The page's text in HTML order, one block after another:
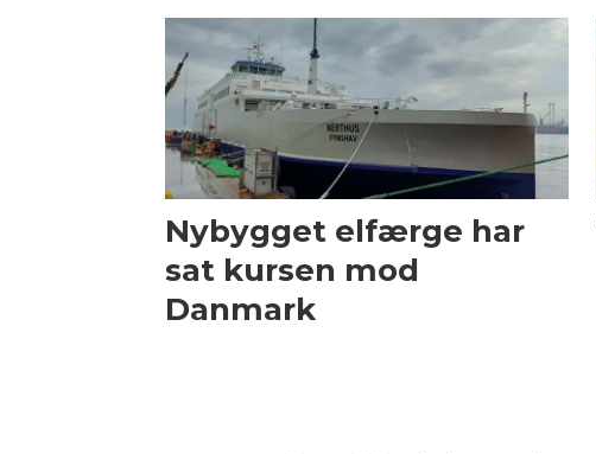
Nybygget elfærge har
sat kursen mod
Danmark